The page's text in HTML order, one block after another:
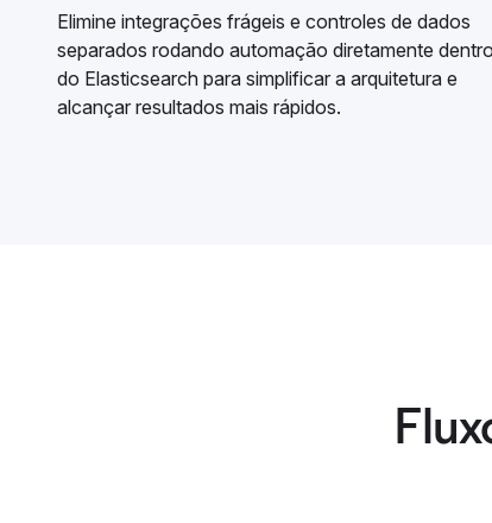
Elimine integrações frágeis e controles de dados
separados rodando automação diretamente dentro
do Elasticsearch para simplificar a arquitetura e
alcançar resultados mais rápidos.